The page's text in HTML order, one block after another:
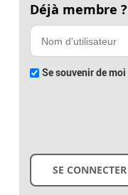
Déjà membre ?
Se souvenir de moi